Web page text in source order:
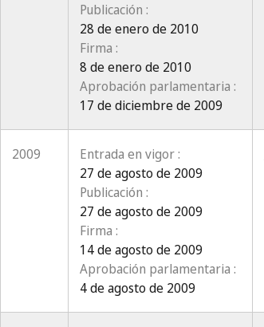
Publicación :
28 de enero de 2010
Firma :
8 de enero de 2010
Aprobación parlamentaria :
17 de diciembre de 2009
2009
Entrada en vigor :
27 de agosto de 2009
Publicación :
27 de agosto de 2009
Firma :
14 de agosto de 2009
Aprobación parlamentaria :
4 de agosto de 2009